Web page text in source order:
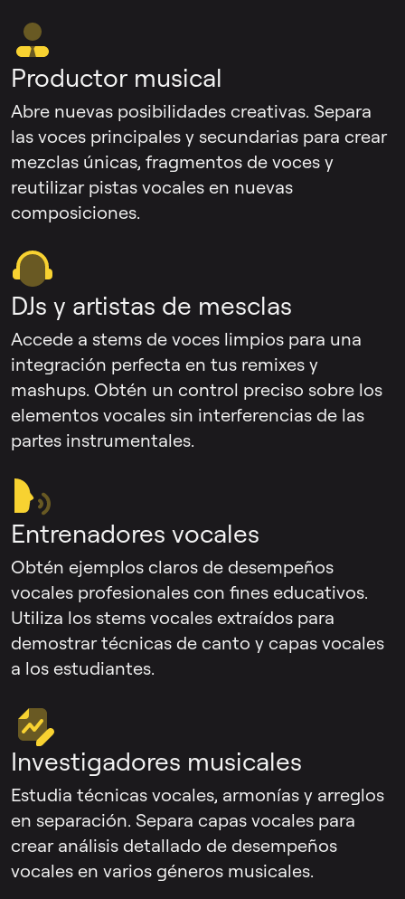
Productor musical
Abre nuevas posibilidades creativas. Separa
las voces principales y secundarias para crear
mezclas únicas, fragmentos de voces y
reutilizar pistas vocales en nuevas
composiciones.
DJs y artistas de mesclas
Accede a stems de voces limpios para una
integración perfecta en tus remixes y
mashups. Obtén un control preciso sobre los
elementos vocales sin interferencias de las
partes instrumentales.
Entrenadores vocales
Obtén ejemplos claros de desempeños
vocales profesionales con fines educativos.
Utiliza los stems vocales extraídos para
demostrar técnicas de canto y capas vocales
a los estudiantes.
Investigadores musicales
Estudia técnicas vocales, armonías y arreglos
en separación. Separa capas vocales para
crear análisis detallado de desempeños
vocales en varios géneros musicales.